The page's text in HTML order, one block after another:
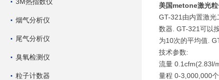
烟气分析仪
尾气分析仪
臭氧检测仪
粒子计数器
美国metone激光
GT-321由内置激光
数器. GT-321可以
为10次的平均值.
技术参数:
流量 0.1cfm(2.83l/
量程 0-3,000,000